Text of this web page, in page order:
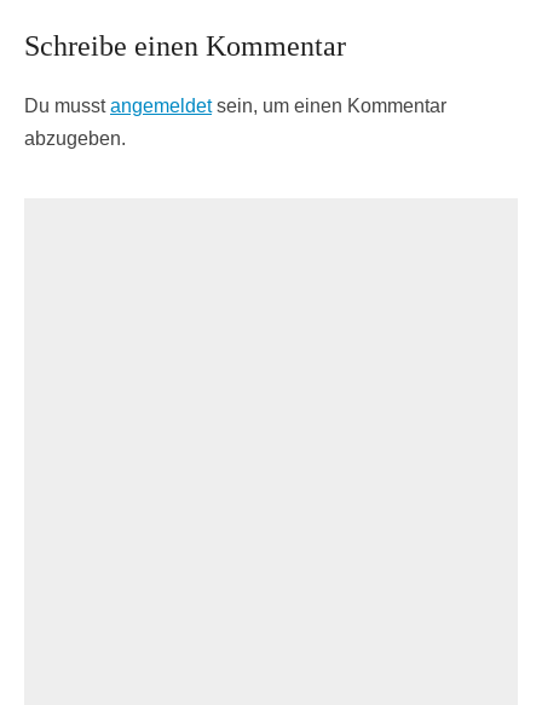
Schreibe einen Kommentar
Du musstangemeldetsein, um einen Kommentar
abzugeben.